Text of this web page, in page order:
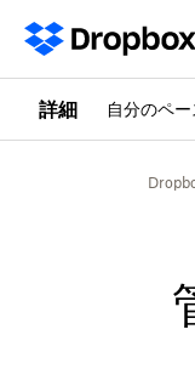
詳細 自分のペ